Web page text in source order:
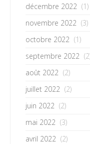
décembre 2022 (1)
novembre 2022 (3)
octobre 2022 (1)
septembre 2022
août 2022 (2)
juillet 2022 (2)
juin 2022 (2)
mai 2022 (3)
avril 2022 (2)